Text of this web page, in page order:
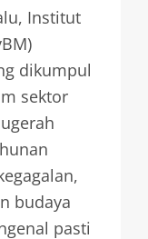
Institut
dikumpul
sektor
budaya
pasti